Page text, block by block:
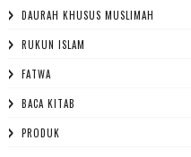
DAURAH KHUSUS MUSLIMAH
RUKUN ISLAM
FATWA
BACA KITAB
PRODUK